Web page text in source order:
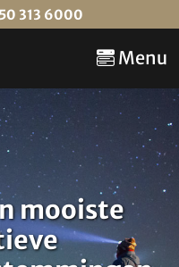
313 6000
Menu
mooiste